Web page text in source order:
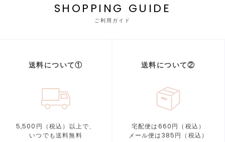
SHOPPING GUIDE
ご利用ガイド
送料について①
5,500円（税込）以上で、
いつでも送料無料
送料について②
宅配便は660円（税込）
メール便は385円（税込）